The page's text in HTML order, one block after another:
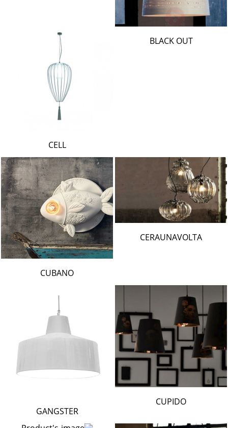
BLACK OUT
CELL
CERAUNAVOLTA
CUBANO
CUPIDO
GANGSTER